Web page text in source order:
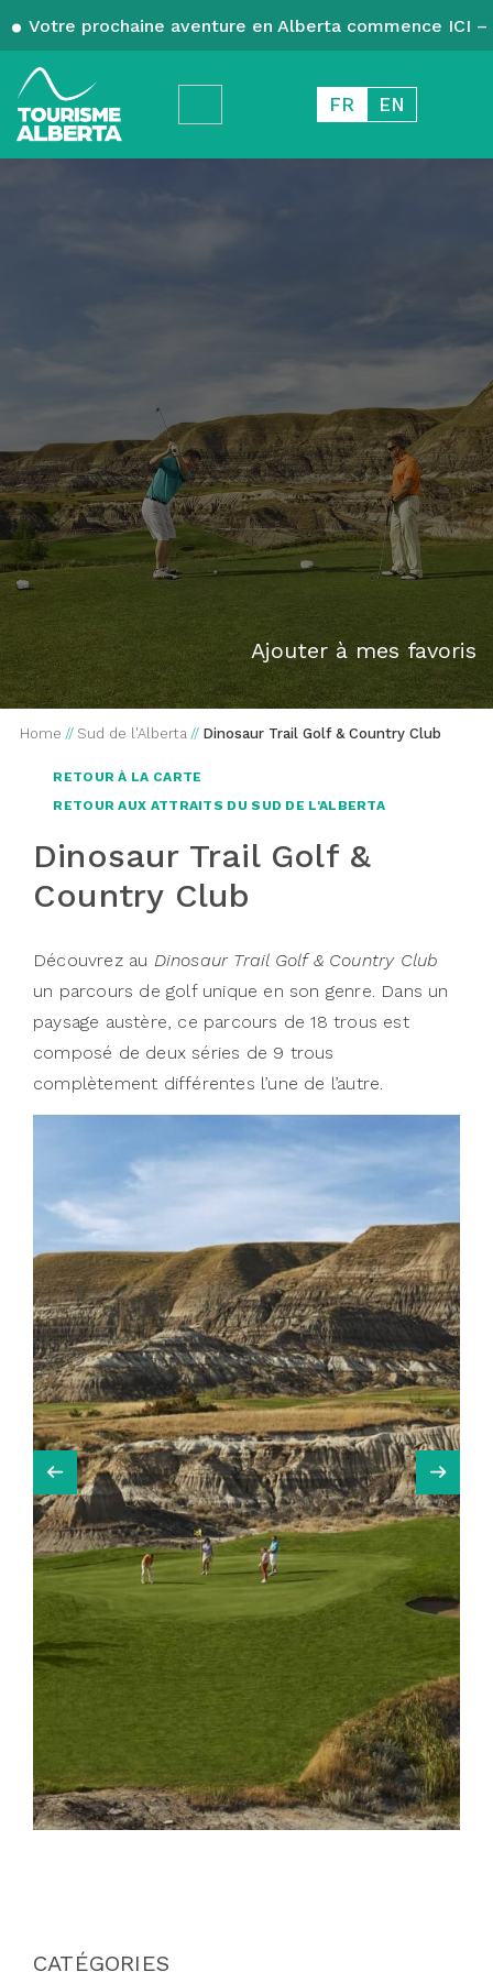
Votre prochaine aventure en Alberta commence ICI
FR EN
Ajouter à mes favoris
Home // Sud de l'Alberta // Dinosaur Trail Golf & Country Club
RETOUR À LA CARTE
RETOUR AUX ATTRAITS DU SUD DE L'ALBERTA
Dinosaur Trail Golf &
Country Club
Découvrez au Dinosaur Trail Golf & Country Club
un parcours de golf unique en son genre. Dans un
paysage austère, ce parcours de 18 trous est
composé de deux séries de 9 trous
complètement différentes l’une de l’autre.
CATÉGORIES